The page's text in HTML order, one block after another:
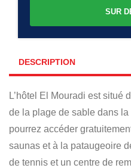
SUR
DESCRIPTION
L’hôtel El Mouradi est situé
de la plage de sable dans la
pourrez accéder
saunas et à la pataugeoire
de tennis et un centre de